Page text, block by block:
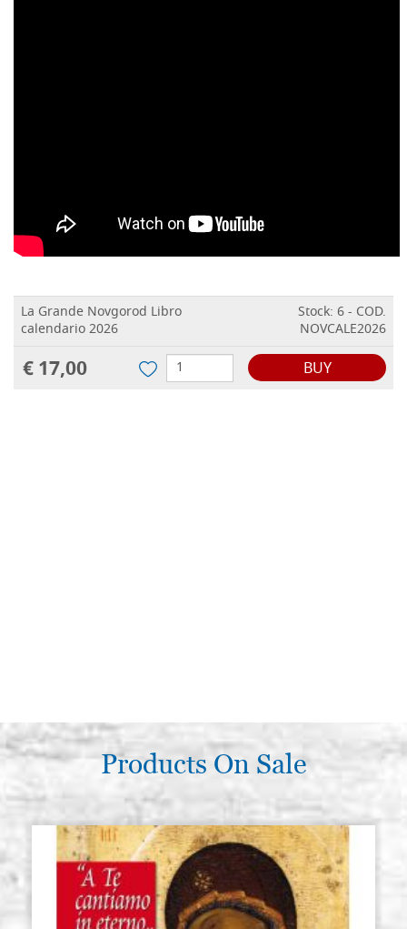
La Grande Novgorod Libro
calendario 2026
Stock: 6 - COD.
NOVCALE2026
€ 17,00 BUY
Products On Sale